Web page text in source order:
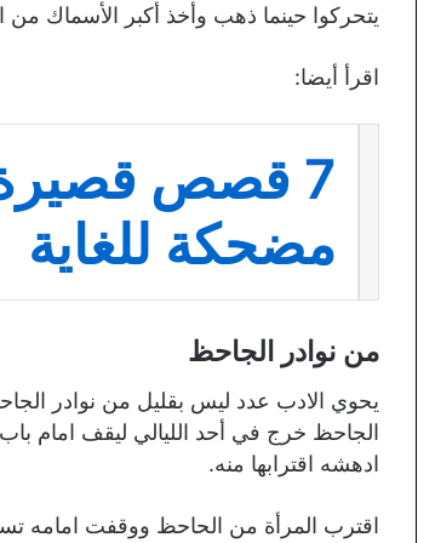
يتحركوا حينما ذهب وأخذ أكبر الأسماك من
اقرأ أيضا:
7 قصص
مضحكة للغاية
من نوادر الجاحظ
يحوي الادب عدد ليس بقليل من نوادر
الجاحظ خرج في أحد الليالي ليقف امام
ادهشه اقترابها منه.
اقترب المرأة من الحاحظ ووقفت امامه